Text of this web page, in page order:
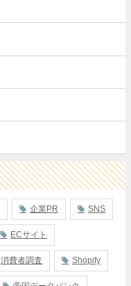
企業PR SNS
ECサイト
消費者調査 Shopify